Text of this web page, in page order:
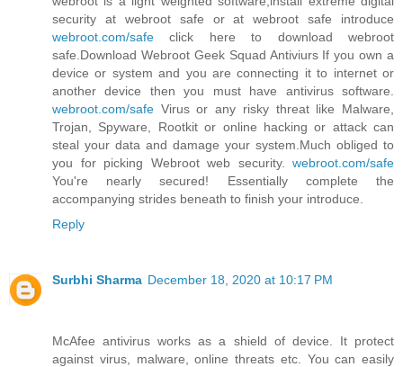
security at webroot safe or at webroot safe introduce
webroot.com/safe click here to download webroot
safe.Download Webroot Geek Squad Antiviurs If you own a
device or system and you are connecting it to internet or
another device then you must have antivirus software.
webroot.com/safe Virus or any risky threat like Malware,
Trojan, Spyware, Rootkit or online hacking or attack can
steal your data and damage your system.Much obliged to
you for picking Webroot web security. webroot.com/safe
You're nearly secured! Essentially complete the
accompanying strides beneath to finish your introduce.
Reply
Surbhi Sharma December 18, 2020 at 10:17 PM
McAfee antivirus works as a shield of device. It protect
against virus, malware, online threats etc. You can easily